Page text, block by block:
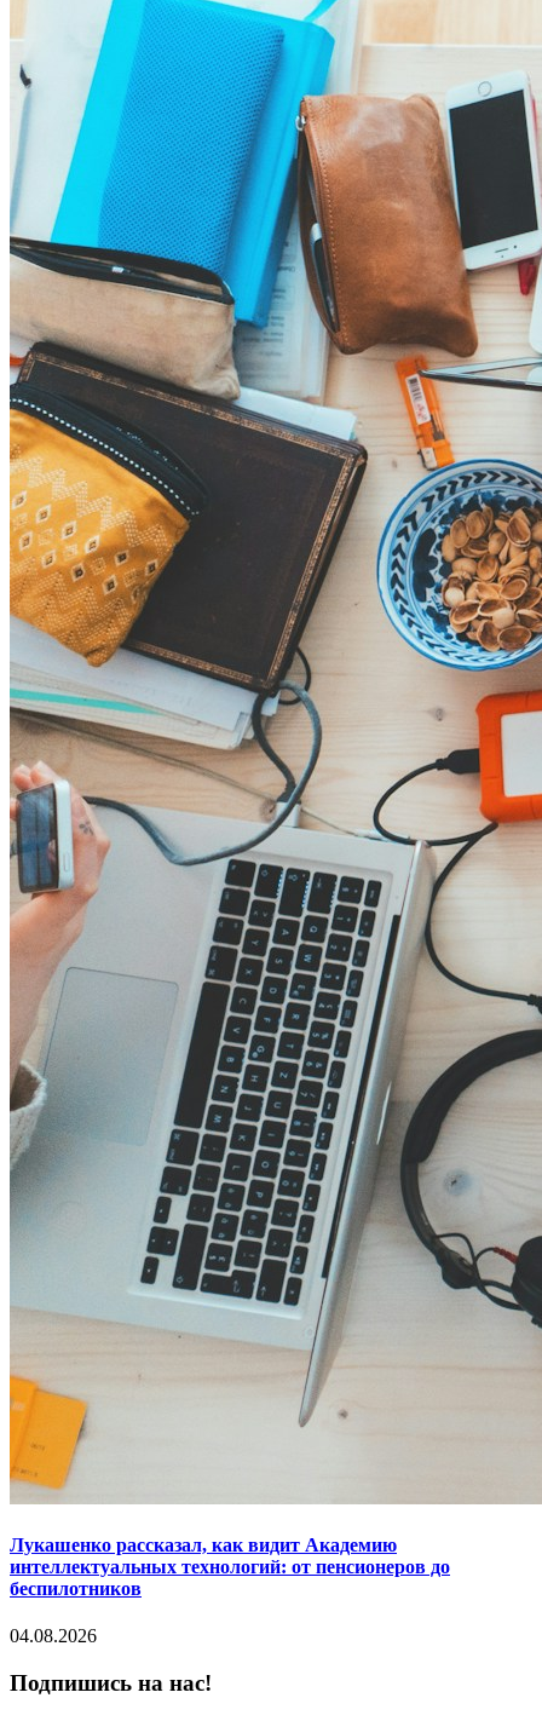
Лукашенко рассказал, как видит Академию
интеллектуальных технологий: от пенсионеров до
беспилотников
04.08.2026
Подпишись на нас!